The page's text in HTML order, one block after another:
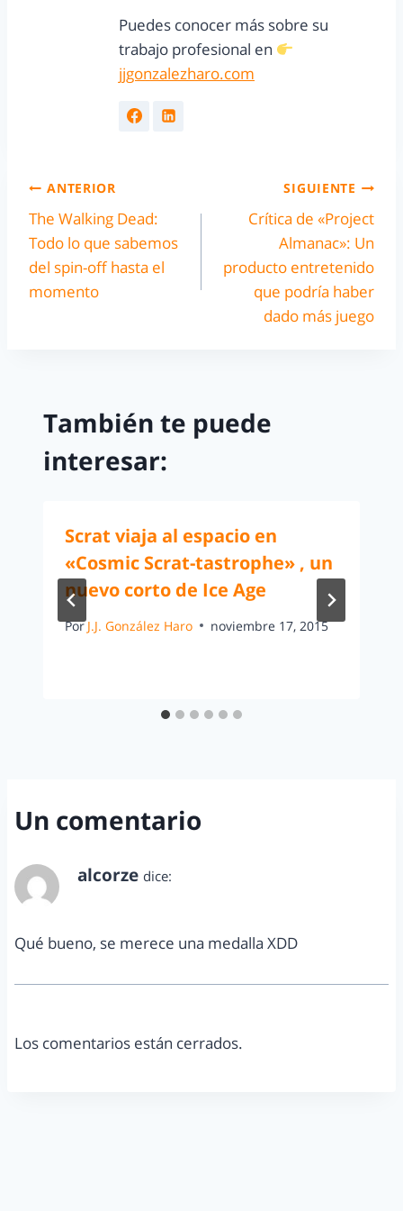
Puedes conocer más sobre su
trabajo profesional en
jjgonzalezharo.com
ANTERIOR
The Walking Dead:
Todo lo que sabemos
del spin-off hasta el
momento
SIGUIENTE
Crítica de «Project
Almanac»: Un
producto entretenido
que podría haber
dado más juego
También te puede
interesar:
Scrat viaja al espacio en
«Cosmic Scrat-tastrophe» , un
nuevo corto de Ice Age
Por J.J. González Haro noviembre 17, 2015
Un comentario
alcorze dice:
Qué bueno, se merece una medalla XDD
Los comentarios están cerrados.